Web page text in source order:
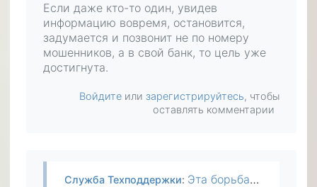
Если даже кто-то один, увидев
информацию вовремя, остановится,
задумается и позвонит не по номеру
мошенников, а в свой банк, то цель уже
достигнута.
Войдите или зарегистрируйтесь, чтобы
оставлять комментарии
Служба Техподдержки: Эта борьба не прекращается. Просто решил поменять форму. Возможно, как раз распространение информации в социальных сетях кого-то убережёт от неправильных действий. Так что мошенники мошенниками…